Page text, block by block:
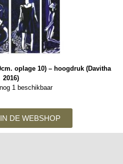
oplage 10) – hoogdruk (Davitha
2016)
1 beschikbaar
DE WEBSHOP